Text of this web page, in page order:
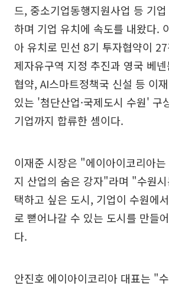
드, 중소기업동행지원사업 등 기
하며 기업 유치에 속도를 내왔다.
아 유치로 민선 8기 투자협약이
제자유구역 지정 추진과 영국 베
협약, AI스마트정책국 신설 등 이
있는 '첨단산업·국제도시 수원' 구
기업까지 합류한 셈이다.
이재준 시장은 "에이아이코리아
지 산업의 숨은 강자"라며 "수원
택하고 싶은 도시, 기업이 수원에
로 뻗어나갈 수 있는 도시를 만들
다.
안진호 에이아이코리아 대표는 "